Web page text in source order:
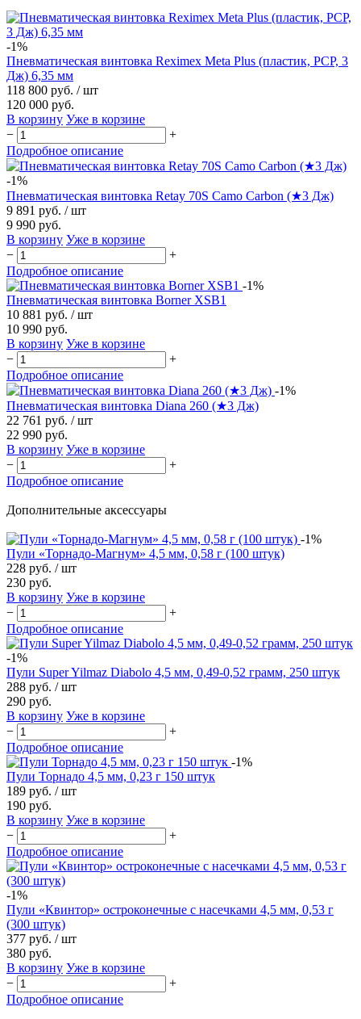
-1%
Пневматическая винтовка Reximex Meta Plus (пластик, PCP, 3
Дж) 6,35 мм
118 800 руб. / шт
120 000 руб.
В корзину Уже в корзине
−
+
Подробное описание
-1%
Пневматическая винтовка Retay 70S Camo Carbon (★3 Дж)
9 891 руб. / шт
9 990 руб.
В корзину Уже в корзине
−
+
Подробное описание
-1%
Пневматическая винтовка Borner XSB1
10 881 руб. / шт
10 990 руб.
В корзину Уже в корзине
−
+
Подробное описание
-1%
Пневматическая винтовка Diana 260 (★3 Дж)
22 761 руб. / шт
22 990 руб.
В корзину Уже в корзине
−
+
Подробное описание
Дополнительные аксессуары
-1%
Пули «Торнадо-Магнум» 4,5 мм, 0,58 г (100 штук)
228 руб. / шт
230 руб.
В корзину Уже в корзине
−
+
Подробное описание
-1%
Пули Super Yilmaz Diabolo 4,5 мм, 0,49-0,52 грамм, 250 штук
288 руб. / шт
290 руб.
В корзину Уже в корзине
−
+
Подробное описание
-1%
Пули Торнадо 4,5 мм, 0,23 г 150 штук
189 руб. / шт
190 руб.
В корзину Уже в корзине
−
+
Подробное описание
-1%
Пули «Квинтор» остроконечные с насечками 4,5 мм, 0,53 г
(300 штук)
377 руб. / шт
380 руб.
В корзину Уже в корзине
−
+
Подробное описание